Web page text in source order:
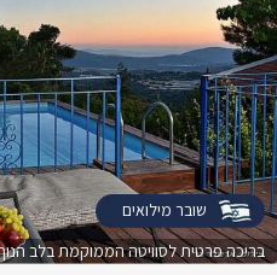
בריכה פרטית לסוויטה הממוקמת בלב
שובר מילואים